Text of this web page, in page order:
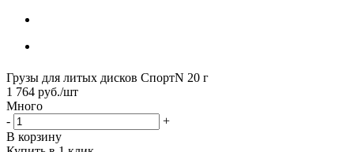
Грузы для литых дисков СпортN 20 г
1 764 руб./шт
Много
-
+
В корзину